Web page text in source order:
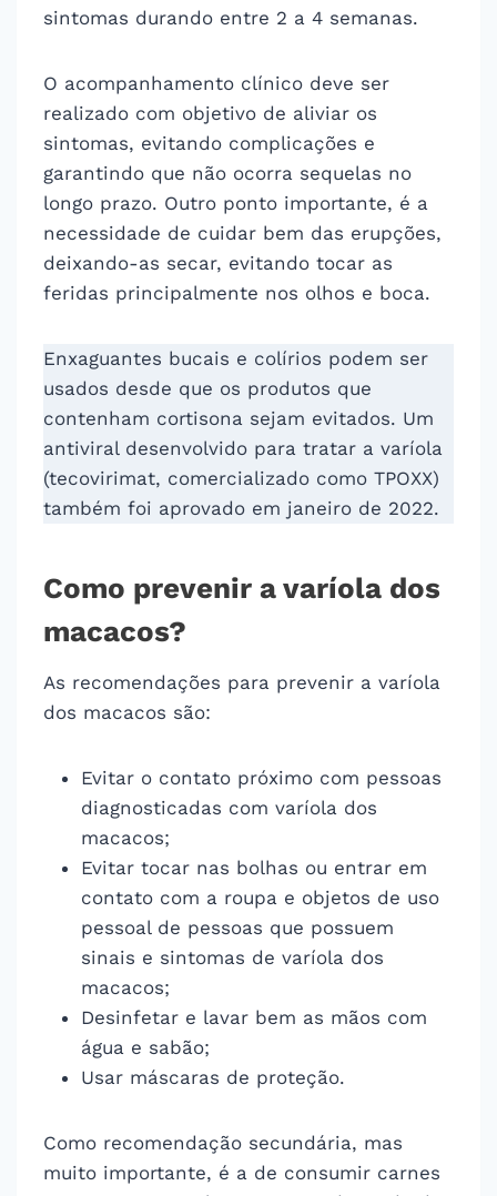
sintomas durando entre 2 a 4 semanas.
O acompanhamento clínico deve ser
realizado com objetivo de aliviar os
sintomas, evitando complicações e
garantindo que não ocorra sequelas no
longo prazo. Outro ponto importante, é a
necessidade de cuidar bem das erupções,
deixando-as secar, evitando tocar as
feridas principalmente nos olhos e boca.
Enxaguantes bucais e colírios podem ser
usados desde que os produtos que
contenham cortisona sejam evitados. Um
antiviral desenvolvido para tratar a varíola
(tecovirimat, comercializado como TPOXX)
também foi aprovado em janeiro de 2022.
Como prevenir a varíola dos
macacos?
As recomendações para prevenir a varíola
dos macacos são:
Evitar o contato próximo com pessoas
diagnosticadas com varíola dos
macacos;
Evitar tocar nas bolhas ou entrar em
contato com a roupa e objetos de uso
pessoal de pessoas que possuem
sinais e sintomas de varíola dos
macacos;
Desinfetar e lavar bem as mãos com
água e sabão;
Usar máscaras de proteção.
Como recomendação secundária, mas
muito importante, é a de consumir carnes